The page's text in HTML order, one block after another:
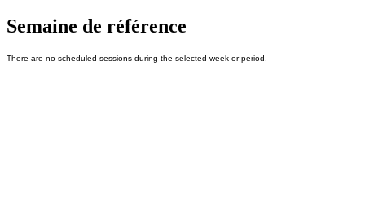
Semaine de référence